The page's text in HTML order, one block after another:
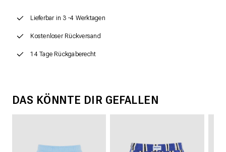
Lieferbar in 3 -4 Werktagen
Kostenloser Rückversand
14 Tage Rückgaberecht
DAS KÖNNTE DIR GEFALLEN